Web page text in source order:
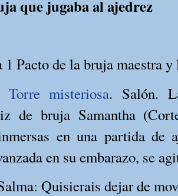
que jugaba al ajedrez
1 Pacto de la bruja maestra
Torre misteriosa. Salón.
de bruja Samantha
en una partida de
en su embarazo, se
Quisierais dejar de